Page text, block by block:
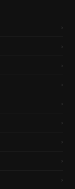
›
›
›
›
›
›
›
›
›